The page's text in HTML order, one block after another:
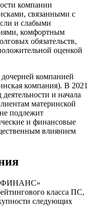
компании
связанными с
и слабыми
комфортным
обязательств,
оценкой
компанией
компания). В 2021
и начала
материнской
подлежит
и финансовые
влиянием
ФИНАНС»
класса ПС,
следующих